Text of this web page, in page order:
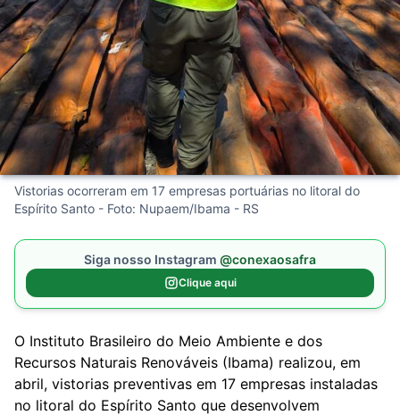
Vistorias ocorreram em 17 empresas portuárias no litoral do
Espírito Santo - Foto: Nupaem/Ibama - RS
Siga nosso Instagram @conexaosafra
Clique aqui
O Instituto Brasileiro do Meio Ambiente e dos
Recursos Naturais Renováveis (Ibama) realizou, em
abril, vistorias preventivas em 17 empresas instaladas
no litoral do Espírito Santo que desenvolvem